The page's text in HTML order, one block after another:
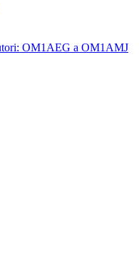
OM1AEG a OM1AMJ